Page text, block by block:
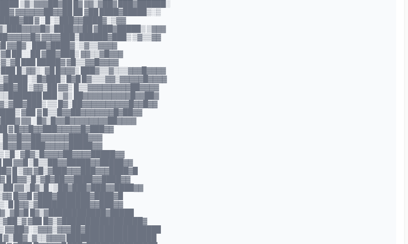
▒▓▒▓▓▓██▓██ █▓ ▓▓▒▓██▓ ███▓██████░
▓▓▓▓▓▓██▓▓██ ██ ▓██ ████▓█████▒░▒
▓ ░█░▒███▓▓████▓░▒▓▓
▓███▓█████▒ ▒▓▓▓
▓▓▓▓███▒██████▓███▒ ▒▓▒▒▓▓
▓▓█▓░ ███▓████▓░▒▓▒▒▓▓▓▓
██░░██ ▓██▓███▒ ▓▓▒▒▓█▓▓▓
███ █████▓ ▓█▒▒▓▓█▓▓▓▓
█▒▓▓▒░▓█ █▓▓▓▒ ███▓▒▒▓▒▒▒▓▓▓█▓▓▓▓
█▓█ █▓▒▒▒▓▓▒▓▓▓▓▓█▓▓▓▓
▒▓▓▒██ ▓▓▒ █▒▒▓▓▓▓▓▓▓▓▓██▓▓▓▓
███ ▒▓▒ ██▓▓▓▓▓▓▓▓▓▓█▓▓██▓
▒▒ █▓░██▓▓▓▓▓▓▓▓▓▓█▓▓█▓▓
▓██ ▓ █▒▒█▓▓██▓▓▓▓▓▓▓█▓██▓▓
▓▓ ░█▓▒█▓▓█▓▓▓▓▓▓▓▓██▓▓▓▓
▓ █▓▓█▓▓███▓▓▓▓▓█▓███▓▓
▒█░ ▓█▓▒█▓▓▓▓██▓▓▓▓█████▓▓
██ ▓▓█ ▒█▒▒██▓▓█████▓▓█████▓▓
█ ▒▓▓ ▓█▒▓███▓▓▓███▓▓▓████▓█
█ █▓▓▒█▒▓█▓██▓▓████▓▓████▓▓
▓▓ ▒█▓▒█░▒██▓███▓███▓▓████▓▓
█▓▓█ ▓███▓███████▓████▓█
█▓▓▒▓███████████▓▓███▓▓
█▓▒▓████████████▓█████
▓██ █▓▒▓█████████████████▓
▓▓██▓░▒▓▓▓▒▓▓▓██▓████████████████
▓▒██▓░▓▒▒▓▓▓▓ ███████████████████